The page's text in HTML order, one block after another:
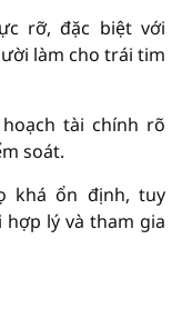
rỡ, đặc biệt với
làm cho trái tim
tài chính rõ
soát.
khá ổn định, tuy
lý và tham gia